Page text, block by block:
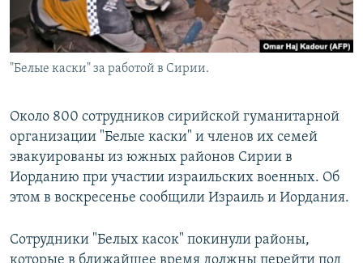
"Белые каски" за работой в Сирии.
Около 800 сотрудников сирийской гуманитарной
организации "Белые каски" и членов их семей
эвакуированы из южных районов Сирии в
Иорданию при участии израильских военных. Об
этом в воскресенье сообщили Израиль и Иордания.
Сотрудники "Белых касок" покинули районы,